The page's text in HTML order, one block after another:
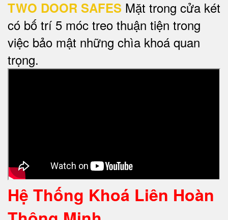
TWO DOOR SAFES Mặt trong cửa két
có bố trí 5 móc treo thuận tiện trong
việc bảo mật những chìa khoá quan
trọng.
Hệ Thống Khoá Liên Hoàn